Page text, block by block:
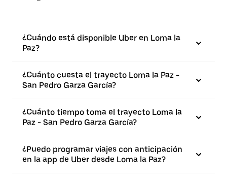
¿Cuándo está disponible Uber en Loma la
Paz?
¿Cuánto cuesta el trayecto Loma la Paz -
San Pedro Garza García?
¿Cuánto tiempo toma el trayecto Loma la
Paz - San Pedro Garza García?
¿Puedo programar viajes con anticipación
en la app de Uber desde Loma la Paz?